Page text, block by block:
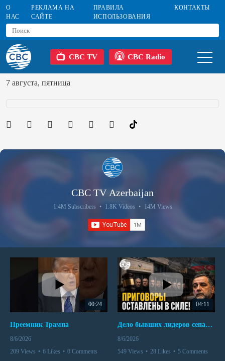
О
НАС
РЕКЛАМА НА
САЙТЕ
ПРАВИЛА
ИСПОЛЬЗОВАНИЯ
КОНТАКТЫ
CBC TV CBC Radio
7 августа, пятница
CBC TV Azerbaijan
1.4M Subscribers • 1.8K Videos • 14M Views
00:24
Преемник Трампа
8/6/2026
209 Views • 6 Likes • 0 Comments
04:11
Дело бывших лидеров сепаратистского режима в Карабахе
8/6/2026
549 Views • 28 Likes • 5 Comments